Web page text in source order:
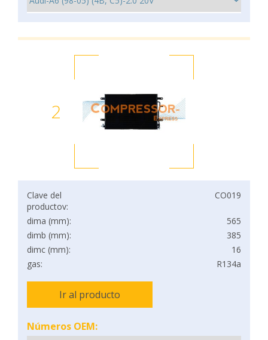
2
Clave del
productov:
CO019
dima (mm):
565
dimb (mm):
385
dimc (mm):
16
gas:
R134a
Ir al producto
Números OEM: